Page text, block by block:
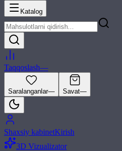
Katalog
Taqqoslash—
Saralanganlar— Savat—
Shaxsiy kabinetKirish
3D Vizualizator